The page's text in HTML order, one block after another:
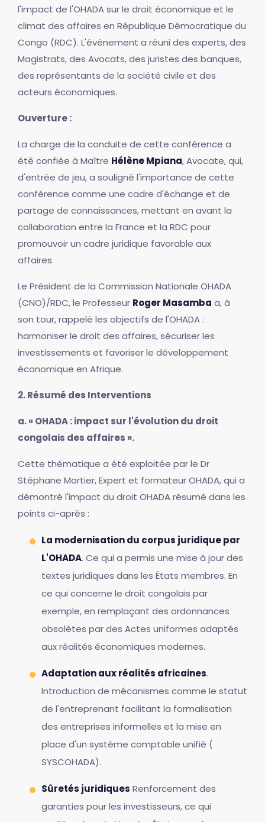
l'impact de l'OHADA sur le droit économique et le
climat des affaires en République Démocratique du
Congo (RDC). L'événement a réuni des experts, des
Magistrats, des Avocats, des juristes des banques,
des représentants de la société civile et des
acteurs économiques.
Ouverture :
La charge de la conduite de cette conférence a
été confiée à Maître Hélène Mpiana, Avocate, qui,
d'entrée de jeu, a souligné l'importance de cette
conférence comme une cadre d'échange et de
partage de connaissances, mettant en avant la
collaboration entre la France et la RDC pour
promouvoir un cadre juridique favorable aux
affaires.
Le Président de la Commission Nationale OHADA
(CNO)/RDC, le Professeur Roger Masamba a, à
son tour, rappelé les objectifs de l'OHADA :
harmoniser le droit des affaires, sécuriser les
investissements et favoriser le développement
économique en Afrique.
2. Résumé des Interventions
a. « OHADA : impact sur l'évolution du droit
congolais des affaires ».
Cette thématique a été exploitée par le Dr
Stéphane Mortier, Expert et formateur OHADA, qui a
démontré l'impact du droit OHADA résumé dans les
points ci-après :
La modernisation du corpus juridique par
L'OHADA. Ce qui a permis une mise à jour des
textes juridiques dans les États membres. En
ce qui concerne le droit congolais par
exemple, en remplaçant des ordonnances
obsolètes par des Actes uniformes adaptés
aux réalités économiques modernes.
Adaptation aux réalités africaines.
Introduction de mécanismes comme le statut
de l'entreprenant facilitant la formalisation
des entreprises informelles et la mise en
place d'un système comptable unifié (
SYSCOHADA).
Sûretés juridiques Renforcement des
garanties pour les investisseurs, ce qui